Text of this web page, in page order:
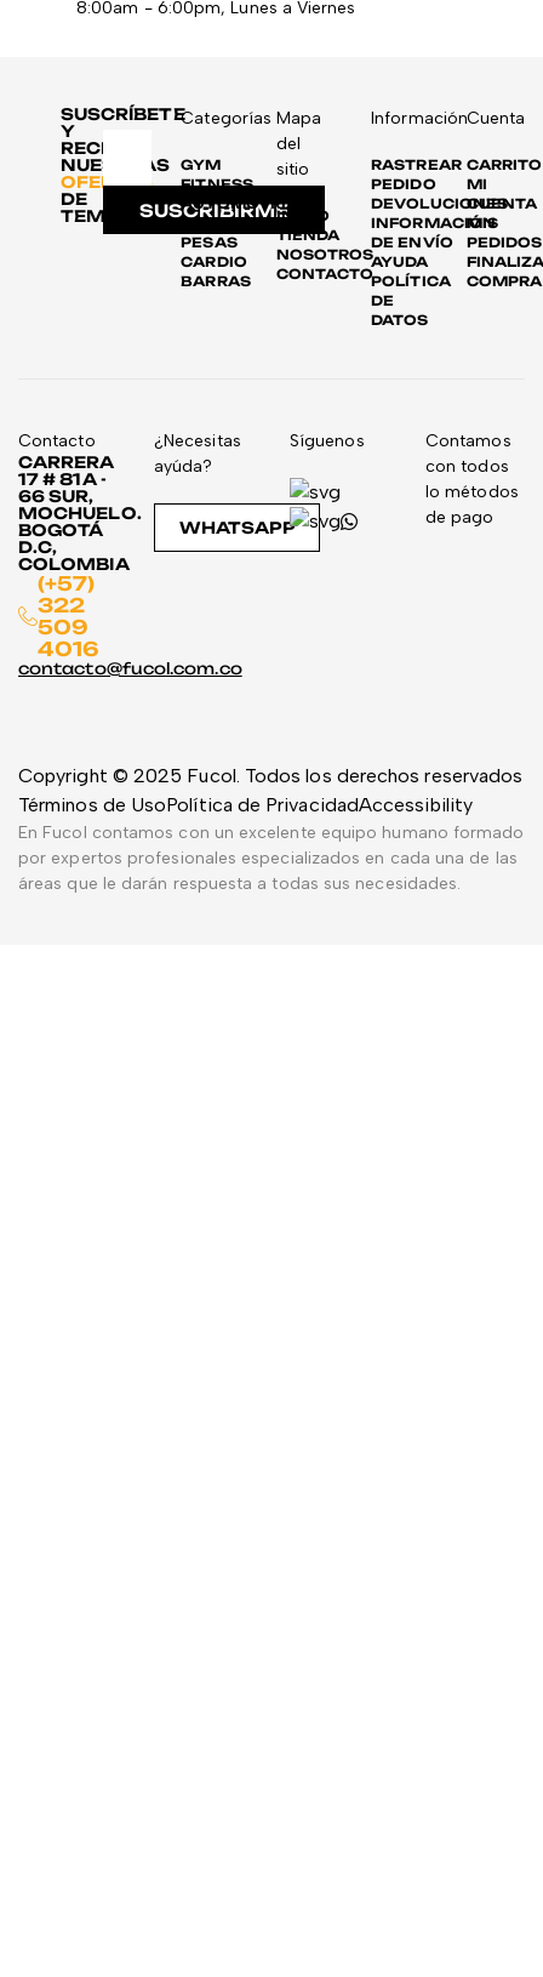
8:00am - 6:00pm, Lunes a Viernes
SUSCRÍBETE
Y
RECIBE
NUESTRAS
OFERTAS
DE
TEMPORADASUSCRIBIRME
Categorías
GYM
FITNESS
AUTOMOTRIZ
DISCOS
PESAS
CARDIO
BARRAS
Mapa
del
sitio
INICIO
TIENDA
NOSOTROS
CONTACTO
Información
RASTREAR
PEDIDO
DEVOLUCIONES
INFORMACIÓN
DE ENVÍO
AYUDA
POLÍTICA
DE
DATOS
Cuenta
CARRITO
MI
CUENTA
MIS
PEDIDOS
COMPRA
Contacto
CARRERA
17 # 81A -
66 SUR,
MOCHUELO.
BOGOTÁ
D.C,
COLOMBIA
(+57)
322
509
4016
contacto@fucol.com.co
¿Necesitas
ayúda?
WHATSAPP
Síguenos
Contamos
con todos
lo métodos
de pago
Copyright © 2025 Fucol. Todos los derechos reservados
Términos de UsoPolítica de PrivacidadAccessibility
En Fucol contamos con un excelente equipo humano formado
por expertos profesionales especializados en cada una de las
áreas que le darán respuesta a todas sus necesidades.